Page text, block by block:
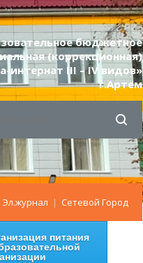
бюджетное
(коррекционная)
интернат III – IV видов»
г.Артем
Эл.журнал | Сетевой Город
питания